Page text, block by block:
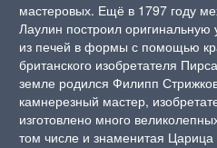
мастеровых. Ещё в 1797 году
Лаулин построил оригинальную
из печей в формы с помощью
британского изобретателя
земле родился Филипп
камнерезный мастер,
изготовлено много
том числе и знаменитая Царица